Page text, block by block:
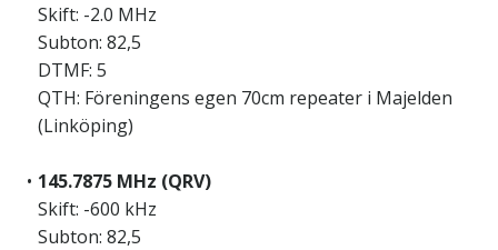
Skift: -2.0 MHz
Subton: 82,5
DTMF: 5
QTH: Föreningens egen 70cm repeater i Majelden
(Linköping)
145.7875 MHz (QRV)
Skift: -600 kHz
Subton: 82,5